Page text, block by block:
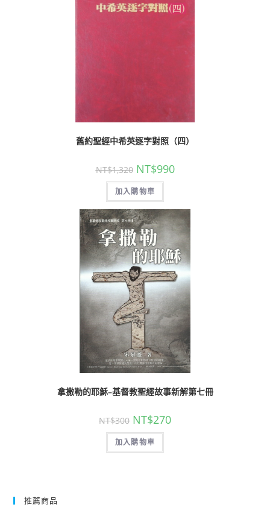
舊約聖經中希英逐字對照（四）
NT$1,320 NT$990
加入購物車
拿撒勒的耶穌–基督教聖經故事新解第七冊
NT$300 NT$270
加入購物車
推薦商品